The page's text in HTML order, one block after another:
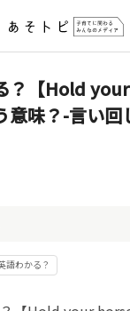
？【Hold
意味？-言い回
語わかる？